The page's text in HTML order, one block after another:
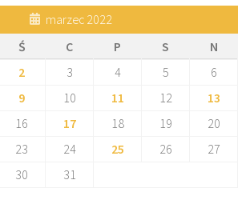
marzec 2022
Ś C P S
N
2 3 4 5
6
9 10 11 12
13
16 17 18 19
20
23 24 25 26
27
30
31